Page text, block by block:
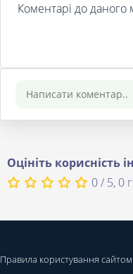
Коментарі до даного
Оцініть корисність
0 / 5, 0
Правила користування сайтом